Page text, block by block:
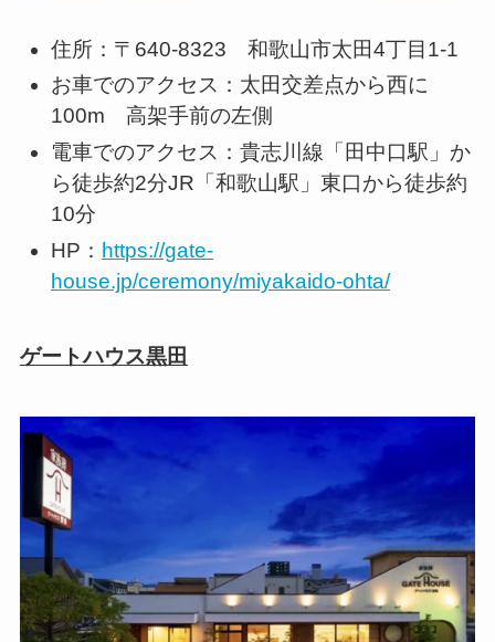
住所：〒640-8323 和歌山市太田4丁目1-1
お車でのアクセス：太田交差点から西に
100m 高架手前の左側
電車でのアクセス：貴志川線「田中口駅」か
ら徒歩約2分JR「和歌山駅」東口から徒歩約
10分
HP： https://gate-
house.jp/ceremony/miyakaido-ohta/
ゲートハウス黒田